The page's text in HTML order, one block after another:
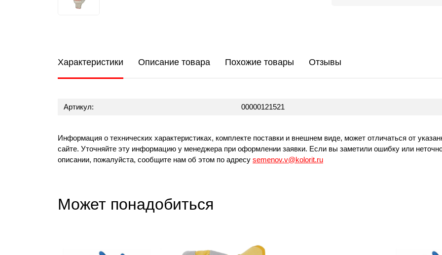
Характеристики Описание товара Похожие товары Отзывы
Артикул: 00000121521
Информация о технических характеристиках, комплекте поставки и внешнем виде, может отличаться от
сайте. Уточняйте эту информацию у менеджера при оформлении заявки. Если вы заметили ошибку или
описании, пожалуйста, сообщите нам об этом по адресу semenov.v@kolorit.ru
Может понадобиться